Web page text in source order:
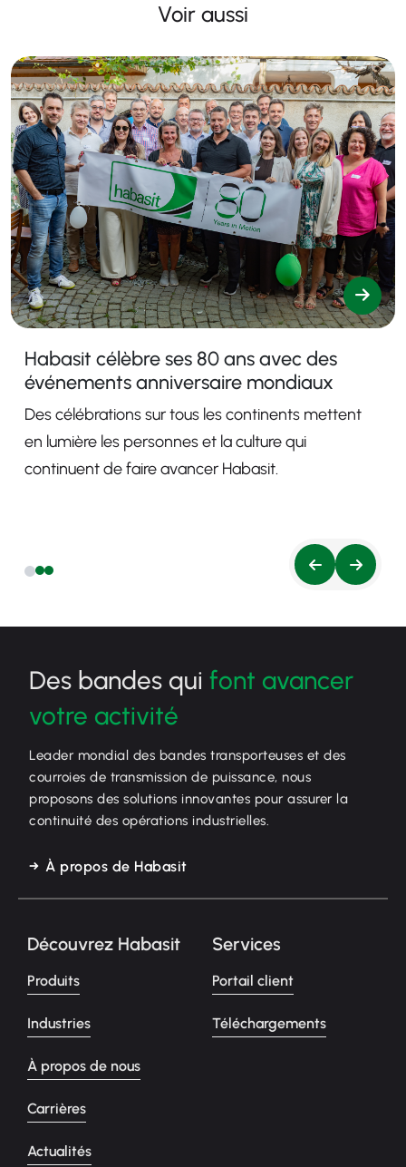
Voir aussi
Habasit célèbre ses 80 ans avec des
événements anniversaire mondiaux
Des célébrations sur tous les continents mettent
en lumière les personnes et la culture qui
continuent de faire avancer Habasit.
Des bandes qui font avancer
votre activité
Leader mondial des bandes transporteuses et des
courroies de transmission de puissance, nous
proposons des solutions innovantes pour assurer la
continuité des opérations industrielles.
À propos de Habasit
Découvrez Habasit
Produits
Industries
À propos de nous
Carrières
Actualités
Services
Portail client
Téléchargements